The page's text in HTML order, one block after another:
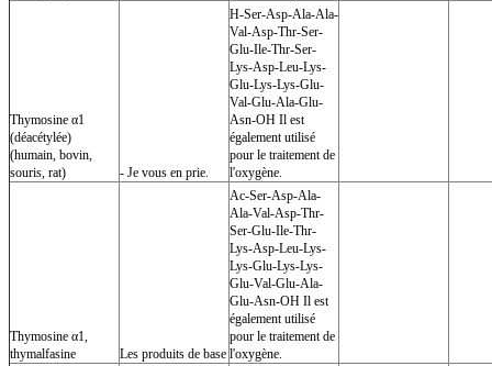
Thymosine α1
(déacétylée)
(humain, bovin,
souris, rat)
- Je vous en prie.
H-Ser-Asp-Ala-Ala-
Val-Asp-Thr-Ser-
Glu-Ile-Thr-Ser-
Lys-Asp-Leu-Lys-
Glu-Lys-Lys-Glu-
Val-Glu-Ala-Glu-
Asn-OH Il est
également utilisé
pour le traitement de
l'oxygène.
Thymosine α1,
thymalfasine
Les produits de base
Ac-Ser-Asp-Ala-
Ala-Val-Asp-Thr-
Ser-Glu-Ile-Thr-
Lys-Asp-Leu-Lys-
Lys-Glu-Lys-Lys-
Glu-Val-Glu-Ala-
Glu-Asn-OH Il est
également utilisé
pour le traitement de
l'oxygène.